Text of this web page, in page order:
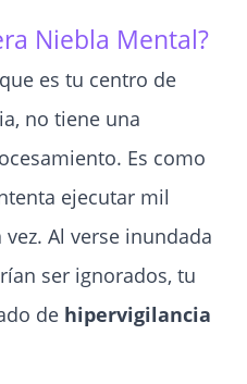
Niebla Mental?
es tu centro de
no tiene una
Es como
ejecutar mil
Al verse inundada
ser ignorados, tu
de hipervigilancia